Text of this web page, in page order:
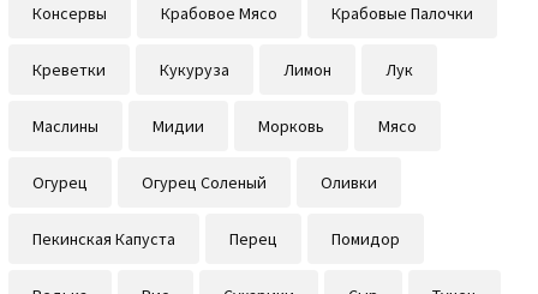
Консервы Крабовое Мясо Крабовые Палочки
Креветки Кукуруза Лимон Лук
Маслины Мидии Морковь Мясо
Огурец Огурец Соленый Оливки
Пекинская Капуста Перец Помидор